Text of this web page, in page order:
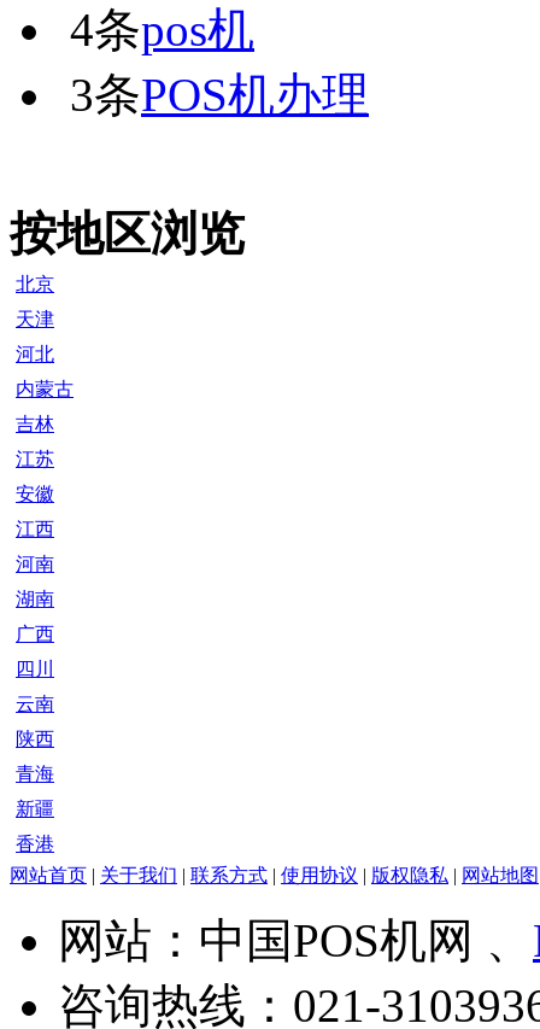
4条pos机
3条POS机办理
按地区浏览
北京
天津
河北
内蒙古
吉林
江苏
安徽
江西
河南
湖南
广西
四川
云南
陕西
青海
新疆
香港
网站首页
关于我们 联系方式 使用协议 版权隐私 网站地图
网站：中国POS机网 、
咨询热线： 021-